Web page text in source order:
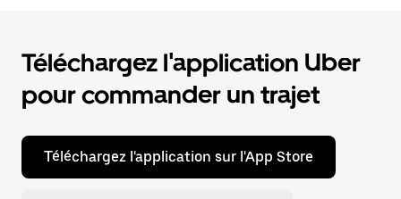
Téléchargez l'application Uber
pour commander un trajet
Téléchargez l'application sur l'App Store